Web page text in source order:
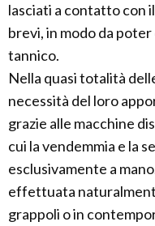
lasciati a contatto con
brevi, in modo da
tannico.
Nella quasi totalità
necessità del loro
grazie alle macchine
cui la vendemmia e la
esclusivamente a
effettuata
grappoli o in